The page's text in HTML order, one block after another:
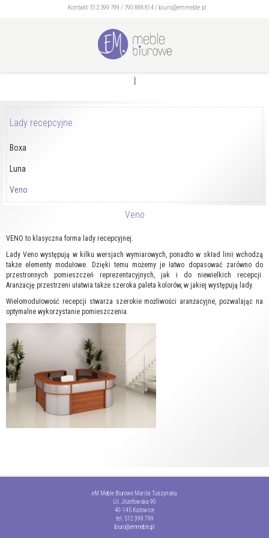
Kontakt: 512 399 799 /790 898 814/ biuro@emmeble.pl
Lady recepcyjne
Boxa
Luna
Veno
Veno
VENO to klasyczna forma lady recepcyjnej.
Lady Veno występują w kilku wersjach wymiarowych, ponadto w skład linii wchodzą
także elementy modułowe. Dzięki temu możemy je łatwo dopasować zarówno do
przestronnych pomieszczeń reprezentacyjnych, jak i do niewielkich recepcji.
Aranżację przestrzeni ułatwia także szeroka paleta kolorów, w jakiej występują lady.
Wielomodułowość recepcji stwarza szerokie możliwości aranżacyjne, pozwalając na
optymalne wykorzystanie pomieszczenia.
eM Meble Biurowe Marita Tuszyńska
Ul. Józefowska 90
40-145 Katowice
tel: 512 399 799
biuro@emmeble.pl